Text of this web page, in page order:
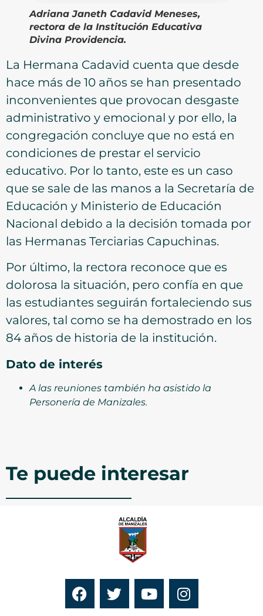
Adriana Janeth Cadavid Meneses,
rectora de la Institución Educativa
Divina Providencia.
La Hermana Cadavid cuenta que desde
hace más de 10 años se han presentado
inconvenientes que provocan desgaste
administrativo y emocional y por ello, la
congregación concluye que no está en
condiciones de prestar el servicio
educativo. Por lo tanto, este es un caso
que se sale de las manos a la Secretaría de
Educación y Ministerio de Educación
Nacional debido a la decisión tomada por
las Hermanas Terciarias Capuchinas.
Por último, la rectora reconoce que es
dolorosa la situación, pero confía en que
las estudiantes seguirán fortaleciendo sus
valores, tal como se ha demostrado en los
84 años de historia de la institución.
Dato de interés
A las reuniones también ha asistido la
Personería de Manizales.
Te puede interesar